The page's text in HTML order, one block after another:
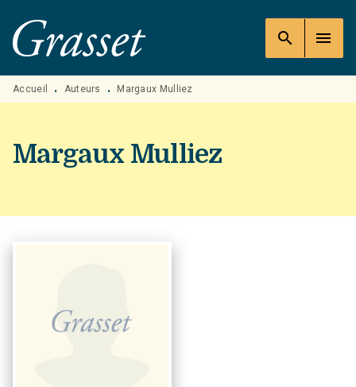
MENU RECHERCHE
PIED DE PAGE
search menu
Accueil • Auteurs • Margaux Mulliez
Margaux Mulliez